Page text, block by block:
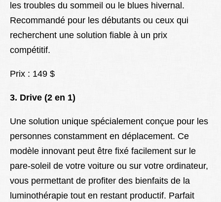
les troubles du sommeil ou le blues hivernal.
Recommandé pour les débutants ou ceux qui
recherchent une solution fiable à un prix
compétitif.
Prix : 149 $
3. Drive (2 en 1)
Une solution unique spécialement conçue pour les
personnes constamment en déplacement. Ce
modèle innovant peut être fixé facilement sur le
pare-soleil de votre voiture ou sur votre ordinateur,
vous permettant de profiter des bienfaits de la
luminothérapie tout en restant productif. Parfait